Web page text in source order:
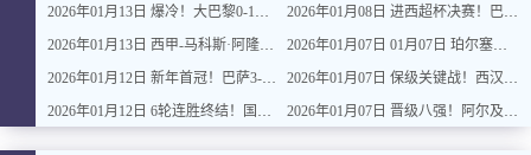
2026年01月13日 爆冷！大巴黎0-1巴黎FC止步法国杯32强 登贝莱失单刀埃梅里中框
2026年01月13日 西甲-马科斯·阿隆索点射制胜 塞尔塔客场1-0塞维利亚
2026年01月12日 新年首冠！巴萨3-2皇马卫冕西超杯 拉菲尼亚双响维尼修斯一条龙
2026年01月12日 6轮连胜终结！国米2-2那不勒斯 麦克托米奈双响恰20点射孔蒂染红
2026年01月08日 进西超杯决赛！巴萨5-0毕巴 拉菲尼亚2射1传 费尔明巴德吉2传1射
2026年01月07日 01月07日 珀尔塞努斯努桑塔拉 vs 佩尔帕咖 全场集锦战报统计
2026年01月07日 保级关键战！西汉姆1-2遭森林逆转绝杀 怀特89分钟点射制胜
2026年01月07日 晋级八强！阿尔及利亚1-0民主刚果将战尼日利亚 布尔比纳加时绝杀